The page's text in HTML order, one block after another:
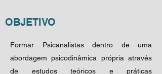
OBJETIVO
Formar Psicanalistas dentro de uma
abordagem psicodinâmica própria através
de estudos teóricos e práticas